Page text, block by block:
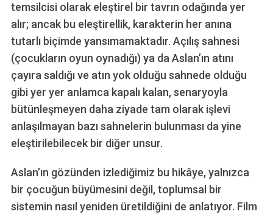
temsilcisi olarak eleştirel bir tavrın odağında yer
alır; ancak bu eleştirellik, karakterin her anına
tutarlı biçimde yansımamaktadır. Açılış sahnesi
(çocukların oyun oynadığı) ya da Aslan’ın atını
çayıra saldığı ve atın yok olduğu sahnede olduğu
gibi yer yer anlamca kapalı kalan, senaryoyla
bütünleşmeyen daha ziyade tam olarak işlevi
anlaşılmayan bazı sahnelerin bulunması da yine
eleştirilebilecek bir diğer unsur.
Aslan’ın gözünden izlediğimiz bu hikâye, yalnızca
bir çocuğun büyümesini değil, toplumsal bir
sistemin nasıl yeniden üretildiğini de anlatıyor. Film